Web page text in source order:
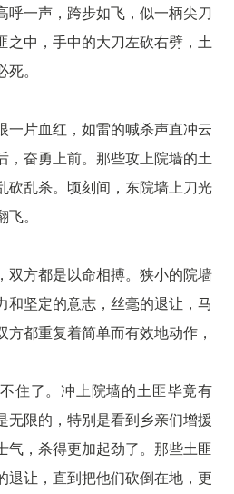
呼一声，跨步如飞，似一柄尖刀
之中，手中的大刀左砍右劈，土
。
一片血红，如雷的喊杀声直冲云
，奋勇上前。那些攻上院墙的土
砍乱杀。顷刻间，东院墙上刀光
。
双方都是以命相搏。狭小的院墙
和坚定的意志，丝毫的退让，马
方都重复着简单而有效地动作，
住了。冲上院墙的土匪毕竟有
无限的，特别是看到乡亲们增援
气，杀得更加起劲了。那些土匪
退让，直到把他们砍倒在地，更